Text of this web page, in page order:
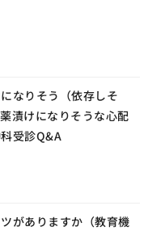
なりそう（依存しそ
漬けになりそうな心配
受診Q&A
がありますか（教育機